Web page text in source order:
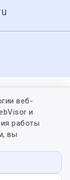
веб-
и
работы
вы